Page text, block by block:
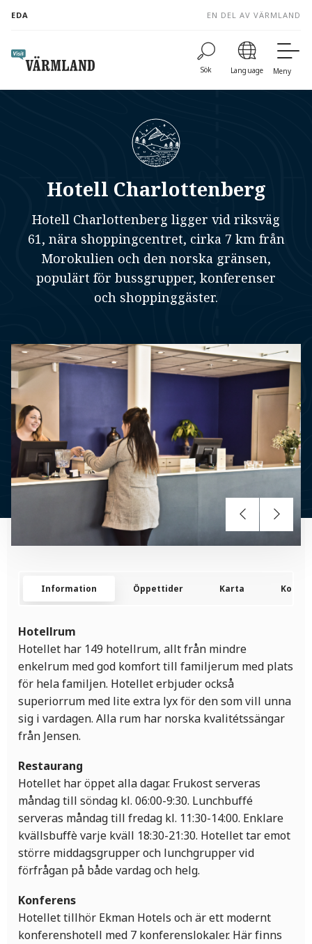
content
EDA EN DEL AV VÄRMLAND
Sök Language Meny
Hotell Charlottenberg
Hotell Charlottenberg ligger vid riksväg
61, nära shoppingcentret, cirka 7 km från
Morokulien och den norska gränsen,
populärt för bussgrupper, konferenser
och shoppinggäster.
Information Öppettider Karta
Hotellrum
Hotellet har 149 hotellrum, allt från mindre
enkelrum med god komfort till familjerum med plats
för hela familjen. Hotellet erbjuder också
superiorrum med lite extra lyx för den som vill unna
sig i vardagen. Alla rum har norska kvalitétssängar
från Jensen.
Restaurang
Hotellet har öppet alla dagar. Frukost serveras
måndag till söndag kl. 06:00-9:30. Lunchbuffé
serveras måndag till fredag kl. 11:30-14:00. Enklare
kvällsbuffè varje kväll 18:30-21:30. Hotellet tar emot
större middagsgrupper och lunchgrupper vid
förfrågan på både vardag och helg.
Konferens
Hotellet tillhör Ekman Hotels och är ett modernt
konferenshotell med 7 konferenslokaler. Här finns